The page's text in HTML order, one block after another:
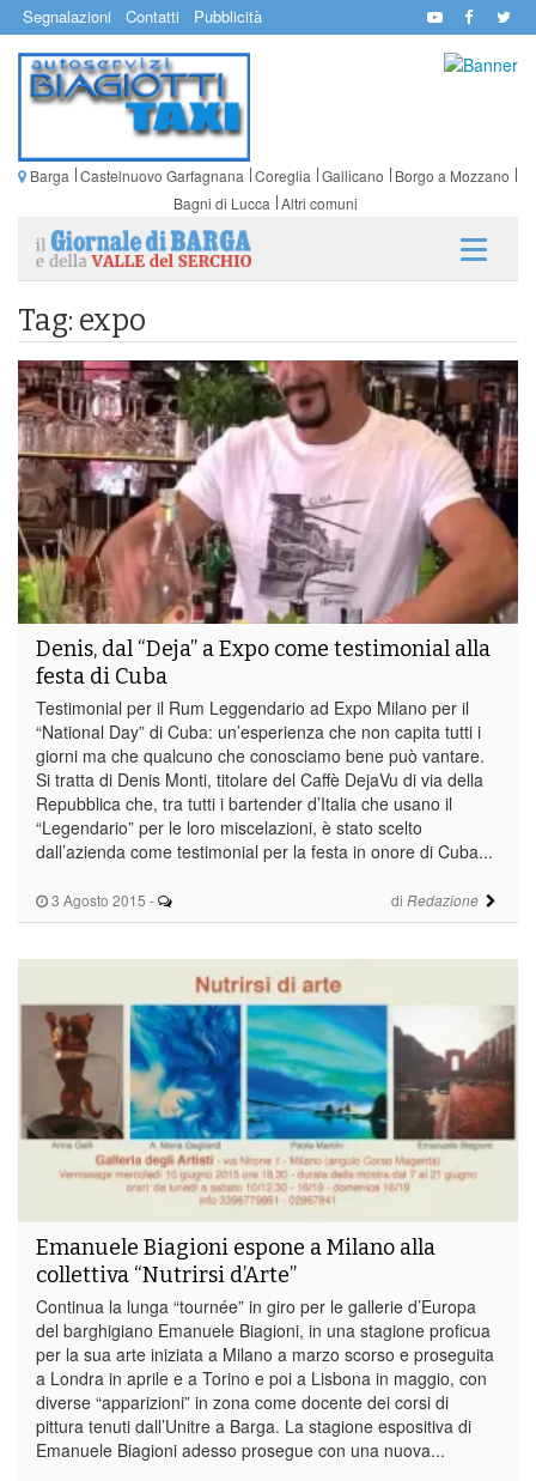
Segnalazioni Contatti Pubblicità
Barga Castelnuovo Garfagnana Coreglia Gallicano
Borgo a Mozzano
Bagni di Lucca Altri comuni
Tag: expo
3 Agosto 2015 - di Redazione
Denis, dal “Deja” a Expo come testimonial alla
festa di Cuba
Testimonial per il Rum Leggendario ad Expo Milano per il
“National Day” di Cuba: un’esperienza che non capita tutti i
giorni ma che qualcuno che conosciamo bene può vantare.
Si tratta di Denis Monti, titolare del Caffè DejaVu di via della
Repubblica che, tra tutti i bartender d’Italia che usano il
“Legendario” per le loro miscelazioni, è stato scelto
dall’azienda come testimonial per la festa in onore di Cuba...
Emanuele Biagioni espone a Milano alla
collettiva “Nutrirsi d’Arte”
Continua la lunga “tournée” in giro per le gallerie d’Europa
del barghigiano Emanuele Biagioni, in una stagione proficua
per la sua arte iniziata a Milano a marzo scorso e proseguita
a Londra in aprile e a Torino e poi a Lisbona in maggio, con
diverse “apparizioni” in zona come docente dei corsi di
pittura tenuti dall’Unitre a Barga. La stagione espositiva di
Emanuele Biagioni adesso prosegue con una nuova...